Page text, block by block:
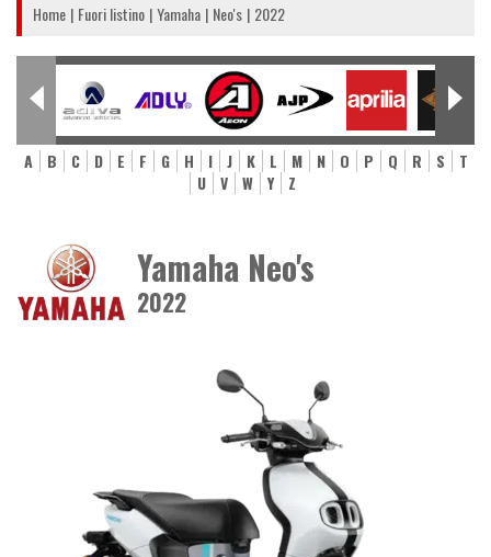
Home Fuori listino Yamaha Neo's 2022
A B C D E F G H I J K L M N O P Q R S
T
U
V W Y Z
Yamaha Neo's
2022